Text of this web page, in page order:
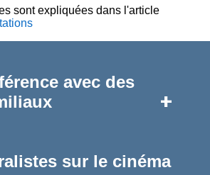
sont expliquées dans l'article
avec des
+
sur le cinéma